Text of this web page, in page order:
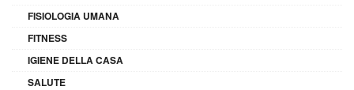
FISIOLOGIA UMANA
FITNESS
IGIENE DELLA CASA
SALUTE